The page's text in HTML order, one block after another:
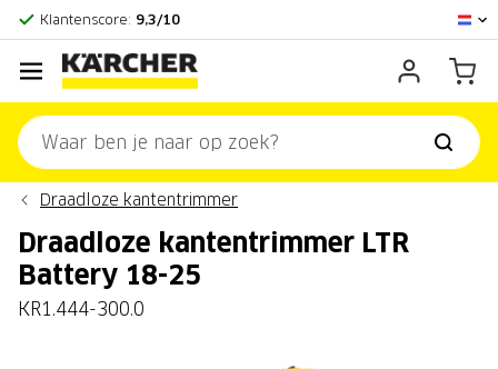
Klantenscore: 9,3/10
Draadloze kantentrimmer
Draadloze kantentrimmer LTR
Battery 18-25
KR1.444-300.0